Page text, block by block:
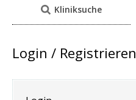
Kliniksuche
Login / Registrieren